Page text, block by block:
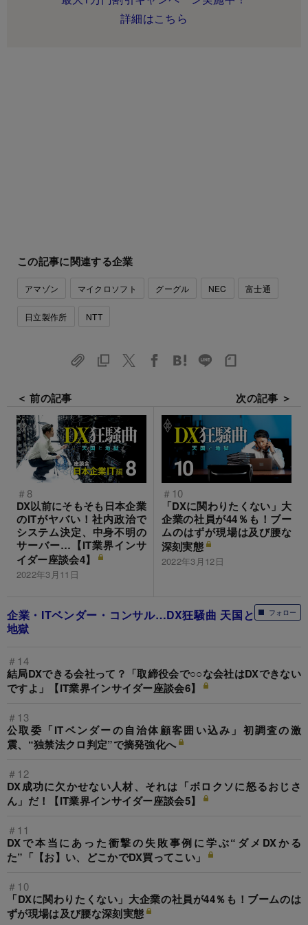
詳細はこちら
この記事に関連する企業
アマゾン マイクロソフト グーグル NEC 富士通
日立製作所 NTT
＜ 前の記事
＃8
DX以前にそもそも日本企業
のITがヤバい！社内政治で
システム決定、中身不明の
サーバー…【IT業界インサ
イダー座談会4】
2022年3月11日
次の記事 ＞
＃10
「DXに関わりたくない」大
企業の社員が44％も！ブー
ムのはずが現場は及び腰な
深刻実態
2022年3月12日
フォロー
企業・ITベンダー・コンサル…DX狂騒曲 天国と
地獄
＃14
結局DXできる会社って？「取締役会で○○な会社はDXできない
ですよ」【IT業界インサイダー座談会6】
＃13
公取委「ITベンダーの自治体顧客囲い込み」初調査の激
震、“独禁法クロ判定”で摘発強化へ
＃12
DX成功に欠かせない人材、それは「ボロクソに怒るおじさ
ん」だ！【IT業界インサイダー座談会5】
＃11
DXで本当にあった衝撃の失敗事例に学ぶ“ダメDXかる
た”「【お】い、どこかでDX買ってこい」
＃10
「DXに関わりたくない」大企業の社員が44％も！ブームのは
ずが現場は及び腰な深刻実態